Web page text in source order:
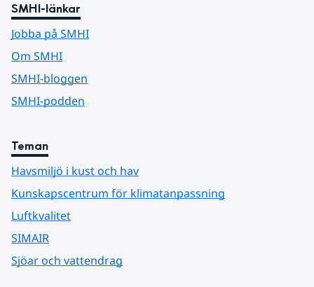
SMHI-länkar
Jobba på SMHI
Om SMHI
SMHI-bloggen
SMHI-podden
Teman
Havsmiljö i kust och hav
Kunskapscentrum för klimatanpassning
Luftkvalitet
SIMAIR
Sjöar och vattendrag